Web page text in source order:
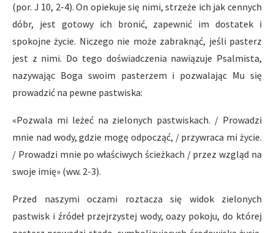
(por. J 10, 2-4). On opiekuje się nimi, strzeże ich jak cennych
dóbr, jest gotowy ich bronić, zapewnić im dostatek i
spokojne życie. Niczego nie może zabraknąć, jeśli pasterz
jest z nimi. Do tego doświadczenia nawiązuje Psalmista,
nazywając Boga swoim pasterzem i pozwalając Mu się
prowadzić na pewne pastwiska:
«Pozwala mi leżeć na zielonych pastwiskach. / Prowadzi
mnie nad wody, gdzie mogę odpocząć, / przywraca mi życie.
/ Prowadzi mnie po właściwych ścieżkach / przez wzgląd na
swoje imię» (ww. 2-3).
Przed naszymi oczami roztacza się widok zielonych
pastwisk i źródeł przejrzystej wody, oazy pokoju, do której